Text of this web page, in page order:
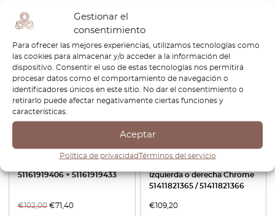
Gestionar el
consentimiento
Para ofrecer las mejores experiencias, utilizamos tecnologías como
las cookies para almacenar y/o acceder a la información del
dispositivo. Consentir el uso de estas tecnologías nos permitirá
procesar datos como el comportamiento de navegación o
identificadores únicos en este sitio. No dar el consentimiento o
retirarlo puede afectar negativamente ciertas funciones y
características.
Aceptar
Política de privacidadTérminos del servicio
Ver producto
-30%
BMW E24 Automatic Shifter
51161919406 + 51161919433
€102,00 €71,40
BMW E9 Panel de la puerta
izquierda o derecha Chrome
51411821365 / 51411821366
€109,20